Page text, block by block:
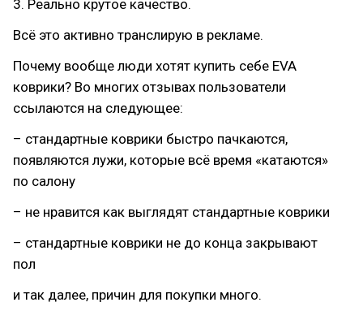
3. Реально крутое качество.
Всё это активно транслирую в рекламе.
Почему вообще люди хотят купить себе EVA
коврики? Во многих отзывах пользователи
ссылаются на следующее:
– стандартные коврики быстро пачкаются,
появляются лужи, которые всё время «катаются»
по салону
– не нравится как выглядят стандартные коврики
– стандартные коврики не до конца закрывают
пол
и так далее, причин для покупки много.